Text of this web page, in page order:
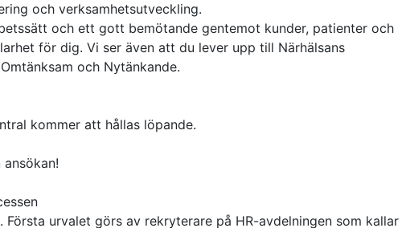
och verksamhetsutveckling.
och ett gott bemötande gentemot kunder, patienter och
för dig. Vi ser även att du lever upp till Närhälsans
och Nytänkande.
kommer att hållas löpande.
Första urvalet görs av rekryterare på HR-avdelningen som kallar